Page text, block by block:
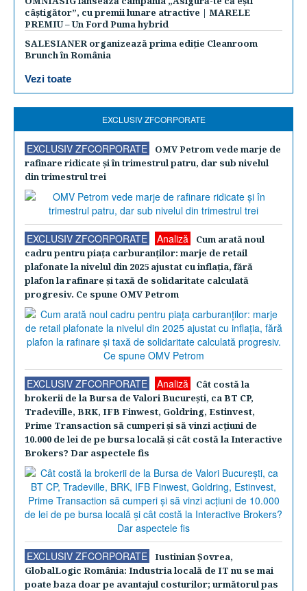
câștigător”, cu premii lunare atractive | MARELE
PREMIU – Un Ford Puma hybrid
SALESIANER organizează prima ediție Cleanroom
Brunch în România
Vezi toate
EXCLUSIV ZFCORPORATE
EXCLUSIV ZFCORPORATE
OMV Petrom vede marje de
rafinare ridicate şi în trimestrul patru, dar sub nivelul
din trimestrul trei
EXCLUSIV ZFCORPORATE Analiză
Cum arată noul
cadru pentru piaţa carburanţilor: marje de retail
plafonate la nivelul din 2025 ajustat cu inflaţia, fără
plafon la rafinare şi taxă de solidaritate calculată
progresiv. Ce spune OMV Petrom
EXCLUSIV ZFCORPORATE Analiză
Cât costă la
brokerii de la Bursa de Valori Bucureşti, ca BT CP,
Tradeville, BRK, IFB Finwest, Goldring, Estinvest,
Prime Transaction să cumperi şi să vinzi acţiuni de
10.000 de lei de pe bursa locală şi cât costă la Interactive
Brokers? Dar aspectele fis
EXCLUSIV ZFCORPORATE
Iustinian Şovrea,
GlobalLogic România: Industria locală de IT nu se mai
poate baza doar pe avantajul costurilor; următorul pas